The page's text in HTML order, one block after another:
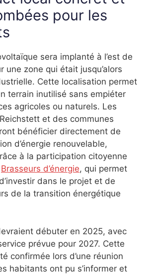
pour les
sera implanté à l’est de
une zone qui était jusqu’alors
Cette localisation permet
terrain inutilisé sans empiéter
agricoles ou naturels. Les
et des communes
bénéficier directement de
d’énergie renouvelable,
à la participation citoyenne
Brasseurs d’énergie, qui permet
dans le projet et de
de la transition énergétique
débuter en 2025, avec
prévue pour 2027. Cette
confirmée lors d’une réunion
habitants ont pu s’informer et